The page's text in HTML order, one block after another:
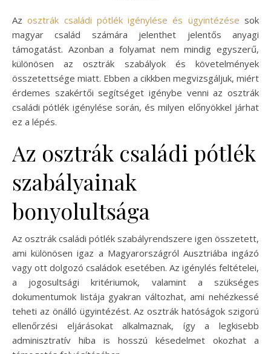
Azosztrák családi pótlék igénylése és ügyintézése sok
magyar család számára jelenthet jelentős anyagi
támogatást. Azonban a folyamat nem mindig egyszerű,
különösen az osztrák szabályok és követelmények
összetettsége miatt. Ebben a cikkben megvizsgáljuk, miért
érdemes szakértői segítséget igénybe venni az osztrák
családi pótlék igénylése során, és milyen előnyökkel járhat
ez a lépés.
Az osztrák családi pótlék
szabályainak
bonyolultsága
Az osztrák családi pótlék szabályrendszere igen összetett,
ami különösen igaz a Magyarországról Ausztriába ingázó
vagy ott dolgozó családok esetében. Az igénylés feltételei,
a jogosultsági kritériumok, valamint a szükséges
dokumentumok listája gyakran változhat, ami nehézkessé
teheti az önálló ügyintézést. Az osztrák hatóságok szigorú
ellenőrzési eljárásokat alkalmaznak, így a legkisebb
adminisztratív hiba is hosszú késedelmet okozhat a